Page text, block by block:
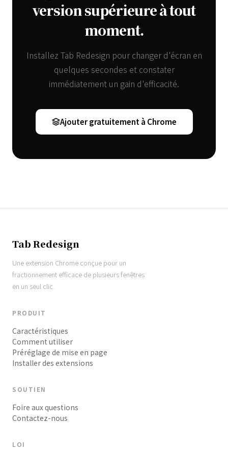
version supérieure à tout
moment.
Installez Tab Redesign pour changer d'écran en
quelques secondes et constater
immédiatement un gain d'efficacité.
Ajouter gratuitement à Chrome
Tab Redesign
Une extension Chrome conçue pour un
fractionnement efficace de plusieurs fenêtres
en un seul clic.
PRODUIT
Caractéristiques
Comment utiliser
Préréglage de mise en page
Installer des extensions
SOUTIEN
Foire aux questions
Contactez-nous
LOI